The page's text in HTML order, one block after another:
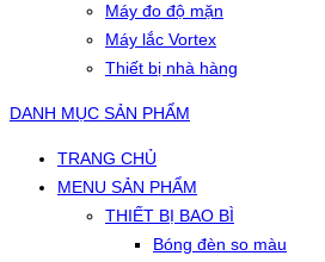
Máy đo độ mặn
Máy lắc Vortex
Thiết bị nhà hàng
DANH MỤC SẢN PHẨM
TRANG CHỦ
MENU SẢN PHẨM
THIẾT BỊ BAO BÌ
Bóng đèn so màu